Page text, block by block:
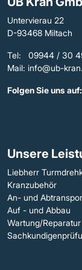
Untervierau 22
D-93468 Miltach
Tel: 09944 / 30
Mail: info@ub-
Folgen Sie uns auf:
Unsere
Liebherr
Kranzubehör
An- und
Auf - und Abbau
Wartung/Reparatur